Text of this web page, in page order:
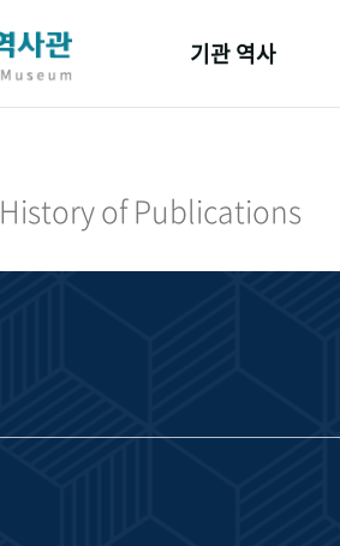
기관 역사
기관 변천사
History of Publications